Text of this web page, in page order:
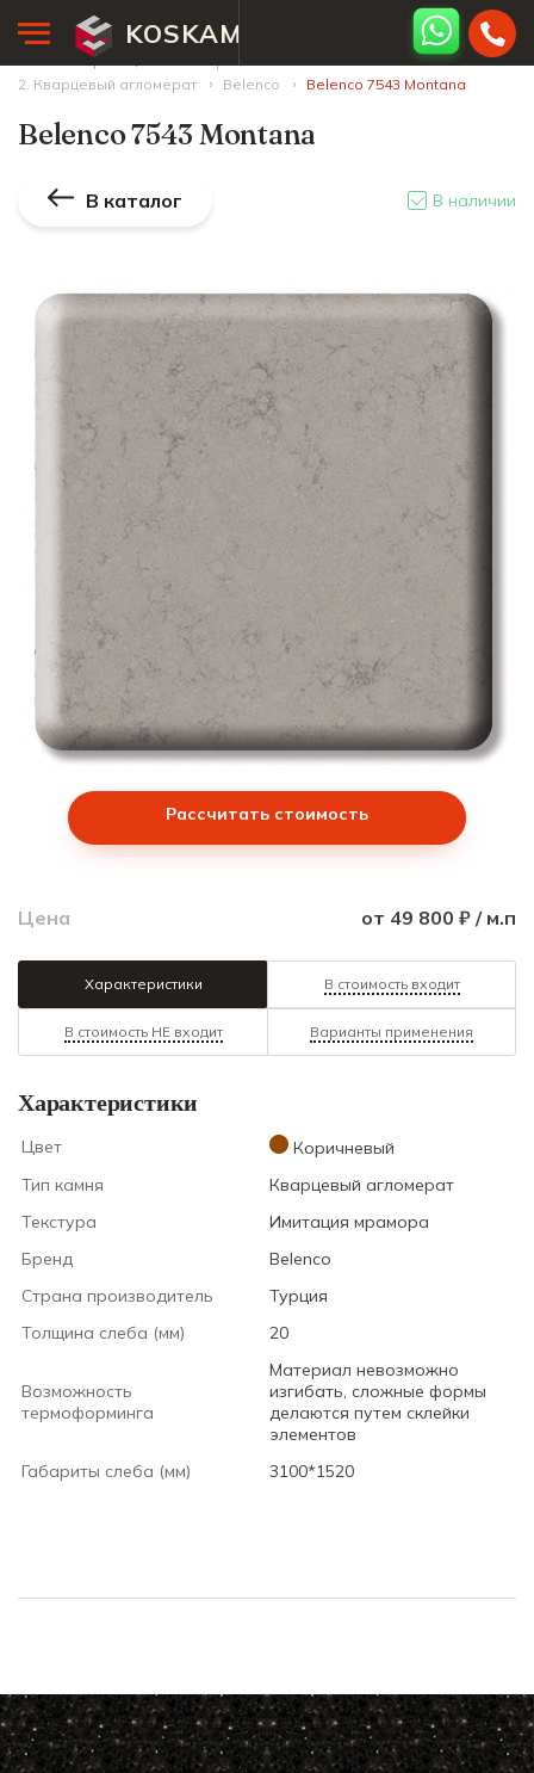
KOSKAM
Главная страница
2. Кварцевый агломерат
Belenco Belenco 7543 Montana
Belenco 7543 Montana
В каталог В наличии
Рассчитать стоимость
Цена от 49 800 ₽ / м.п
Характеристики В стоимость входит
В стоимость НЕ входит Варианты применения
Характеристики
Цвет
Коричневый
Тип камня
Кварцевый агломерат
Текстура
Имитация мрамора
Бренд
Belenco
Страна производитель
Турция
Толщина слеба (мм)
20
Возможность
термоформинга
Материал невозможно
изгибать, сложные формы
делаются путем склейки
элементов
Габариты слеба (мм)
3100*1520